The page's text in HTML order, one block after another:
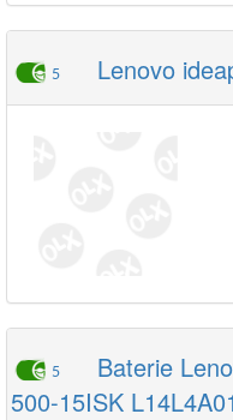
5 Lenovo
5
Baterie
500-15ISK